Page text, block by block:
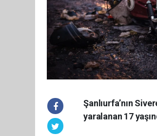
Şanlıurfa’nın
yaralanan 17